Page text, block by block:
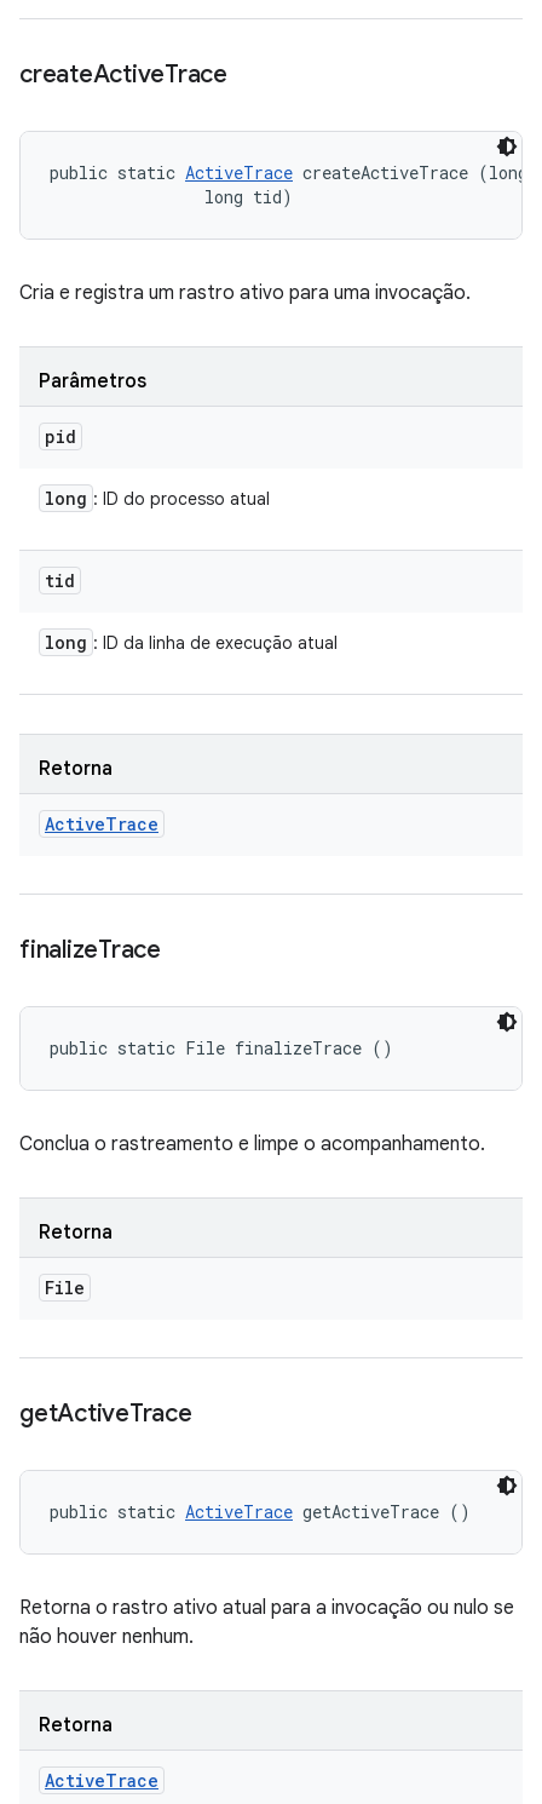
createActiveTrace
public static ActiveTrace createActiveTrace
                long tid)
Cria e registra um rastro ativo para uma invocação.
Parâmetros
pid
long : ID do processo atual
tid
long : ID da linha de execução atual
Retorna
ActiveTrace
finalizeTrace
public static File finalizeTrace ()
Conclua o rastreamento e limpe o acompanhamento.
Retorna
File
getActiveTrace
public static ActiveTrace getActiveTrace ()
Retorna o rastro ativo atual para a invocação ou nulo se
não houver nenhum.
Retorna
ActiveTrace